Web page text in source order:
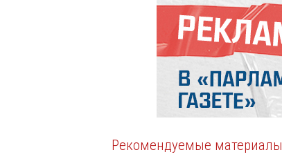
Рекомендуемые материалы